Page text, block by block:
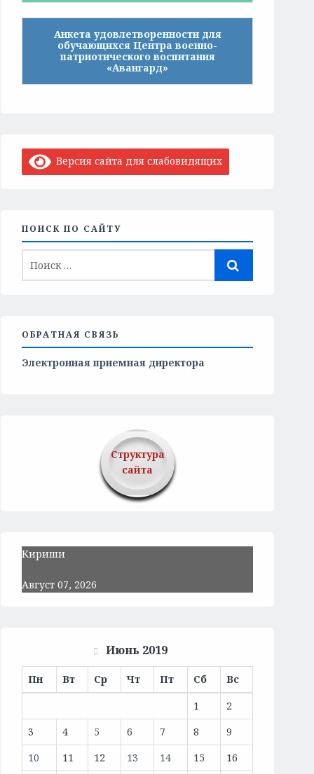
Анкета удовлетворенности для
обучающихся Центра военно-
патриотического воспитания
«Авангард»
Версия сайта для слабовидящих
ПОИСК ПО САЙТУ
ОБРАТНАЯ СВЯЗЬ
Электронная приемная директора
Структура
сайта
Кириши
Август 07, 2026
Июнь 2019
Пн Вт Ср Чт Пт Сб
Вс
1
2
3
4 5 6 7 8
9
10
11 12 13 14 15 16